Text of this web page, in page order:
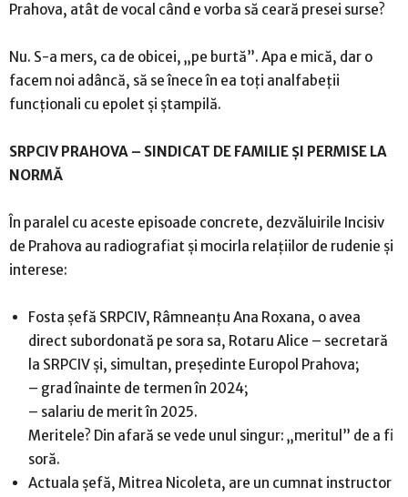
Prahova, atât de vocal când e vorba să ceară presei surse?
Nu. S-a mers, ca de obicei, „pe burtă”. Apa e mică, dar o
facem noi adâncă, să se înece în ea toți analfabeții
funcționali cu epolet și ștampilă.
SRPCIV PRAHOVA – SINDICAT DE FAMILIE ȘI PERMISE LA
NORMĂ
În paralel cu aceste episoade concrete, dezvăluirile Incisiv
de Prahova au radiografiat și mocirla relațiilor de rudenie și
interese:
Fosta șefă SRPCIV, Râmneanțu Ana Roxana, o avea
direct subordonată pe sora sa, Rotaru Alice – secretară
la SRPCIV și, simultan, președinte Europol Prahova;
– grad înainte de termen în 2024;
– salariu de merit în 2025.
Meritele? Din afară se vede unul singur: „meritul” de a fi
soră.
Actuala șefă, Mitrea Nicoleta, are un cumnat instructor